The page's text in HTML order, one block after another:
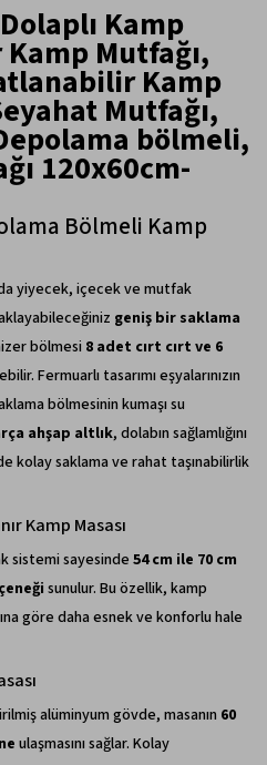
Kamp
Kamp Mutfağı,
Kamp
Mutfağı,
bölmeli,
120x60cm-
Bölmeli Kamp
yiyecek, içecek ve mutfak
geniş bir saklama
bölmesi 8 adet cırt cırt ve 6
Fermuarlı tasarımı eşyalarınızın
bölmesinin kumaşı su
ahşap altlık, dolabın sağlamlığını
kolay saklama ve rahat taşınabilirlik
Kamp Masası
sistemi sayesinde 54 cm ile 70 cm
sunulur. Bu özellik, kamp
göre daha esnek ve konforlu hale
alüminyum gövde, masanın 60
ulaşmasını sağlar. Kolay